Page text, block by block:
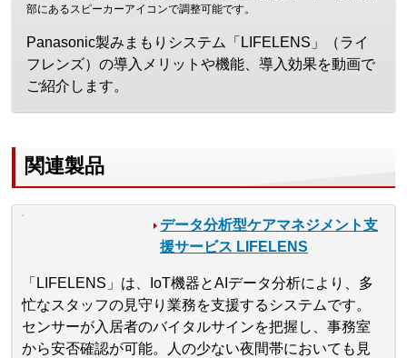
部にあるスピーカーアイコンで調整可能です。
Panasonic製みまもりシステム「LIFELENS」（ライ
フレンズ）の導入メリットや機能、導入効果を動画で
ご紹介します。
関連製品
データ分析型ケアマネジメント支
援サービス LIFELENS
「LIFELENS」は、IoT機器とAIデータ分析により、多
忙なスタッフの見守り業務を支援するシステムです。
センサーが入居者のバイタルサインを把握し、事務室
から安否確認が可能。人の少ない夜間帯においても見